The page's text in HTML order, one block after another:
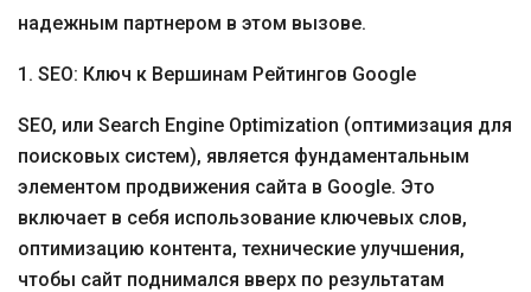
надежным партнером в этом вызове.
1. SEO: Ключ к Вершинам Рейтингов Google
SEO, или Search Engine Optimization (оптимизация для
поисковых систем), является фундаментальным
элементом продвижения сайта в Google. Это
включает в себя использование ключевых слов,
оптимизацию контента, технические улучшения,
чтобы сайт поднимался вверх по результатам